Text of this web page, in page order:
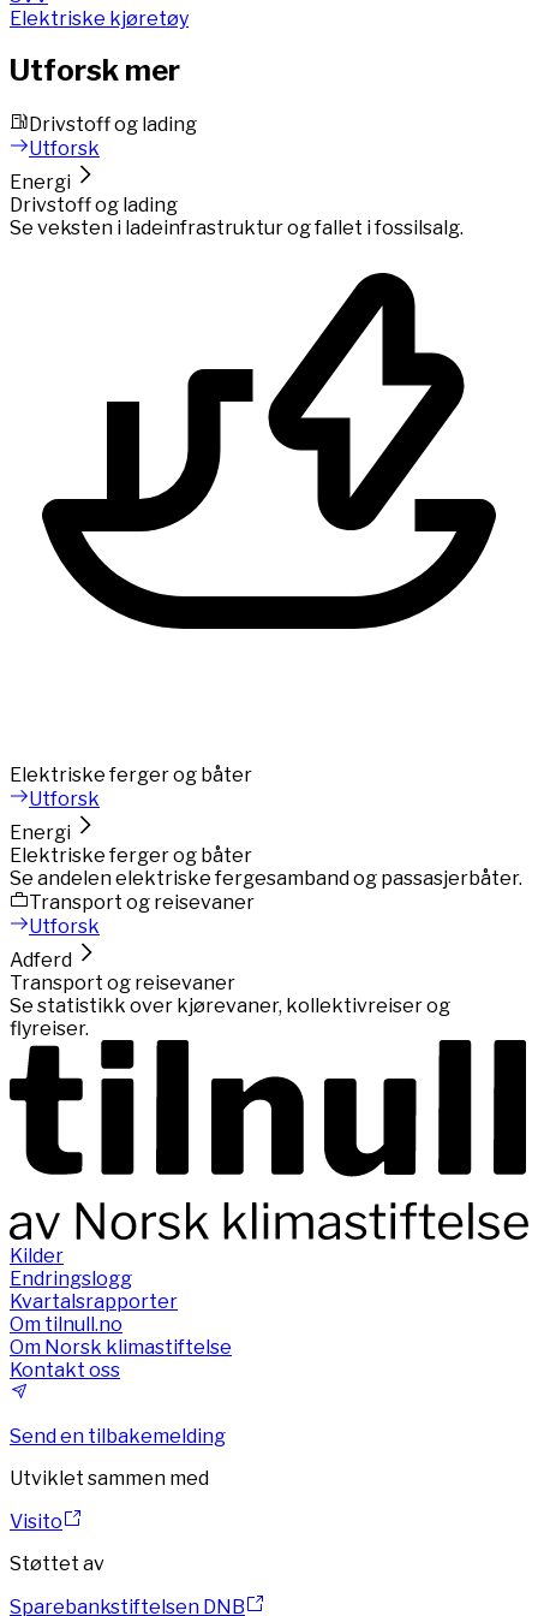
Elektriske kjøretøy
Utforsk mer
Drivstoff og lading
Utforsk
Energi
Drivstoff og lading
Se veksten i ladeinfrastruktur og fallet i fossilsalg.
Elektriske ferger og båter
Utforsk
Energi
Elektriske ferger og båter
Se andelen elektriske fergesamband og passasjerbåter.
Transport og reisevaner
Utforsk
Adferd
Transport og reisevaner
Se statistikk over kjørevaner, kollektivreiser og
flyreiser.
Kilder
Endringslogg
Kvartalsrapporter
Om tilnull.no
Om Norsk klimastiftelse
Kontakt oss
Send en tilbakemelding
Utviklet sammen med
Visito
Støttet av
Sparebankstiftelsen DNB